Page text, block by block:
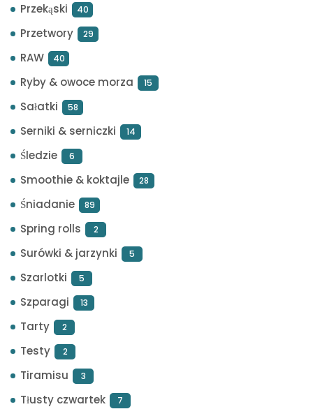
Przekąski 40
Przetwory 29
RAW 40
Ryby & owoce morza 15
Sałatki 58
Serniki & serniczki 14
Śledzie 6
Smoothie & koktajle 28
Śniadanie 89
Spring rolls 2
Surówki & jarzynki 5
Szarlotki 5
Szparagi 13
Tarty 2
Testy 2
Tiramisu 3
Tłusty czwartek 7